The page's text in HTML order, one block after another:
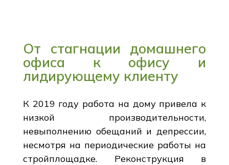
От стагнации домашнего
офиса к офису и
лидирующему клиенту
К 2019 году работа на дому привела к
низкой производительности,
невыполнению обещаний и депрессии,
несмотря на периодические работы на
стройплощадке. Реконструкция в